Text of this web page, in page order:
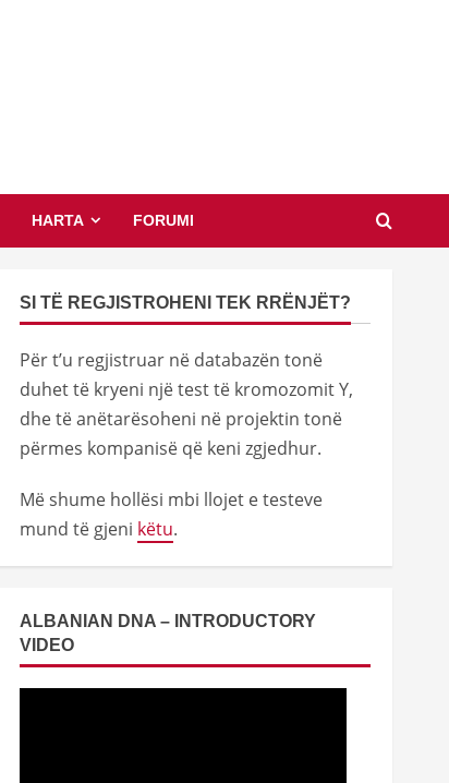
HARTA FORUMI
SI TË REGJISTROHENI TEK RRËNJËT?
Për t’u regjistruar në databazën tonë
duhet të kryeni një test të kromozomit Y,
dhe të anëtarësoheni në projektin tonë
përmes kompanisë që keni zgjedhur.
Më shume hollësi mbi llojet e testeve
mund të gjeni këtu.
ALBANIAN DNA – INTRODUCTORY
VIDEO